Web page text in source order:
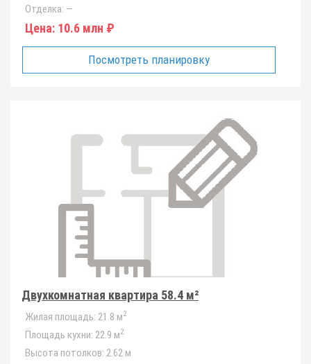
Отделка: —
Цена: 10.6 млн ₽
Посмотреть планировку
Двухкомнатная квартира 58.4 м²
Жилая площадь: 21.8 м2
Площадь кухни: 22.9 м2
Высота потолков: 2.62 м